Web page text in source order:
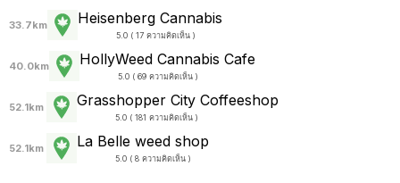
33.7km Heisenberg Cannabis
5.0 ( 17 ความคิดเห็น )
40.0km HollyWeed Cannabis Cafe
5.0 ( 69 ความคิดเห็น )
52.1km Grasshopper City Coffeeshop
5.0 ( 181 ความคิดเห็น )
52.1km La Belle weed shop
5.0 ( 8 ความคิดเห็น )